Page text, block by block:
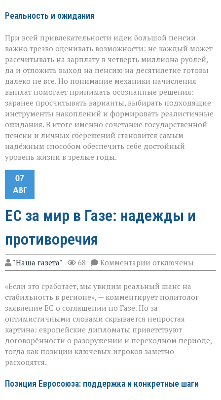
Реальность и ожидания
При всей привлекательности идеи большой пенсии
важно трезво оценивать возможности: не каждый может
рассчитывать на зарплату в четверть миллиона рублей,
да и отложить выход на пенсию на десятилетие готовы
далеко не все. Но понимание механики начисления
выплат помогает принимать осознанные решения:
заранее просчитывать варианты, выбирать подходящие
инструменты накоплений и формировать реалистичные
ожидания. В итоге именно сочетание государственной
пенсии и личных сбережений становится самым
надёжным способом обеспечить себе достойный
уровень жизни в зрелые годы.
07
АВГ
ЕС за мир в Газе: надежды и
противоречия
"Наша газета" 68 Комментарии к
записи
за
мир
Газе:
надежды
и
противоречия
отключены
«Если это сработает, мы увидим реальный шанс на
стабильность в регионе», — комментирует политолог
заявление ЕС о соглашении по Газе. Но за
оптимистичными словами скрывается непростая
картина: европейские дипломаты приветствуют
договорённости о разоружении и переходном периоде,
тогда как позиции ключевых игроков заметно
расходятся.
Позиция Евросоюза: поддержка и конкретные шаги